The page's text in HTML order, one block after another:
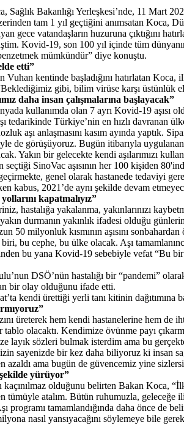
Sağlık Bakanlığı Yerleşkesi’nde, 11 Mart
tam 1 yıl geçtiğini anımsatan Koca,
gece vatandaşların huzuruna çıktığını
Kovid-19, son 100 yıl içinde tüm
mümkündür” diye konuştu.
etti”
Vuhan kentinde başladığını hatırlatan
gibi, bilim virüse karşı üstünlük
daha insan çalışmalarına başlayacak”
kullanımda olan 7 ayrı Kovid-19 aşısı
tedarikinde Türkiye’nin en hızlı davranan
aşı anlaşmasını kasım ayında yaptık.
de görüşüyoruz. Bugün itibarıyla
Yakın bir gelecekte kendi aşılarımızı
seçtiği SinoVac aşısının her 100 kişiden
genel olarak hastanede tedaviyi
kabus, 2021’de aynı şekilde devam
kapatmalıyız”
hastalığa yakalanma, yakınlarınızı
yakın durmanın yakınlık ifadesi olduğu
50 milyonluk kısmının aşısını
bu cephe, bu ülke olacak. Aşı
bu yana Kovid-19 sebebiyle vefat “Bu
DSÖ’nün hastalığı bir “pandemi”
bir olay olduğunu ifade etti.
kendi ürettiği yerli tanı kitinin dağıtımına
üreterek hem kendi hastanelerine hem de
olacaktı. Kendimize övünme payı
layık sözleri bulmak isterdim ama bu
sayenizde bir kez daha biliyoruz ki insan
azaldı ama bugün de güvencemiz yine
yürüyor”
kaçınılmaz olduğunu belirten Bakan Koca,
tümüyle atalım. Bütün ruhumuzla,
programı tamamlandığında daha önce de
nasıl yansıyacağını söylemeye bile